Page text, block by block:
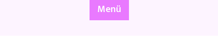
Menü